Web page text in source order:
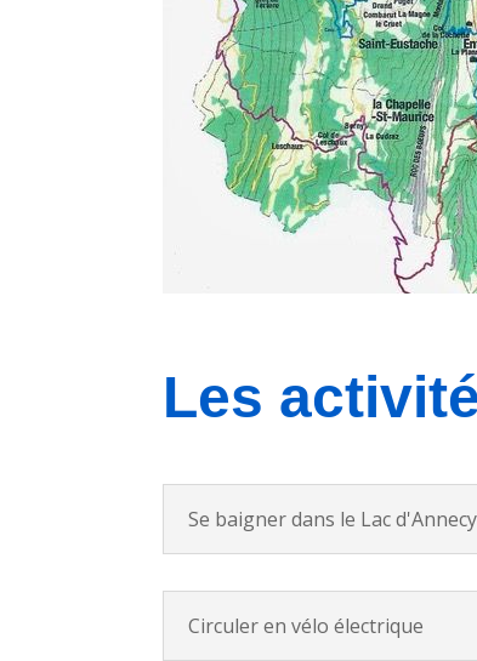
Les
Se baigner dans le Lac d'Annecy
Circuler en vélo électrique